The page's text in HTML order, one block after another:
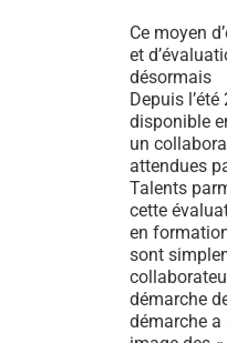
Ce moyen
et
désormais
Depuis
disponible
un
attendues
Talents
cette
en
sont
démarche
démarche